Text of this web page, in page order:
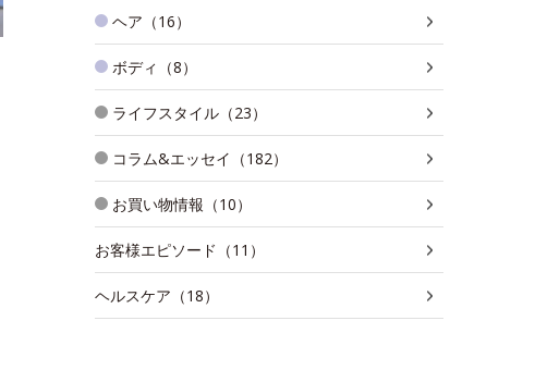
ヘア（16）
ボディ（8）
ライフスタイル（23）
コラム&エッセイ（182）
お買い物情報（10）
お客様エピソード（11）
ヘルスケア（18）